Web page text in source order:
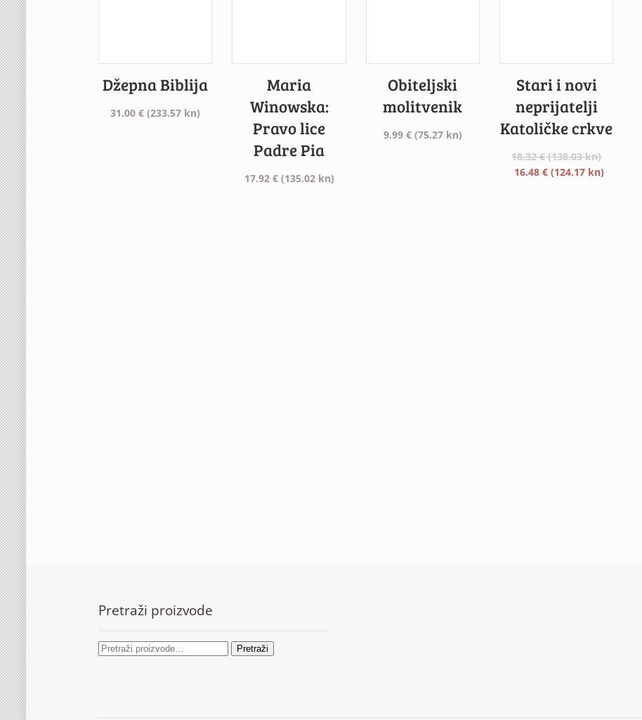
Džepna Biblija
31.00€ (233.57 kn)
Maria
Winowska:
Pravo lice
Padre Pia
17.92 € (135.02 kn)
Obiteljski
molitvenik
9.99 € (75.27 kn)
Stari i novi
neprijatelji
Katoličke crkve
18.32€ (138.03 kn)
Izvorna
16.48€ (124.17 kn)Trenutna
Pretraži proizvode
Pretraži